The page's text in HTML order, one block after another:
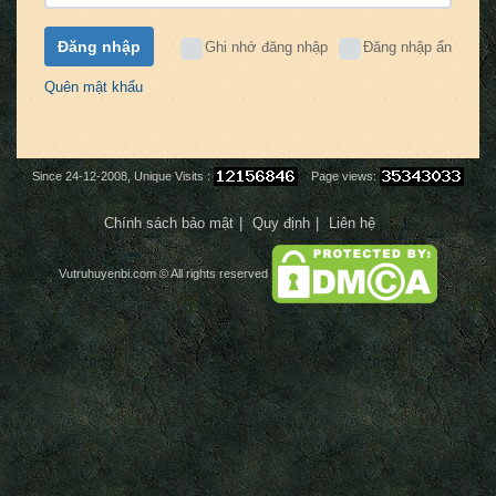
Ghi nhớ đăng nhập Đăng nhập ẩn
Đăng nhập
Quên mật khẩu
Since 24-12-2008, Unique Visits : Page views:
Chính sách bảo mật Quy định Liên hệ
Vutruhuyenbi.com© All rights reserved